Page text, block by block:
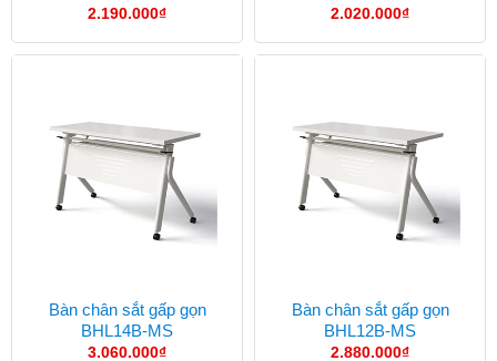
2.190.000₫ 2.020.000₫
Bàn chân sắt gấp gọn
BHL14B-MS
3.060.000₫
Bàn chân sắt gấp gọn
BHL12B-MS
2.880.000₫